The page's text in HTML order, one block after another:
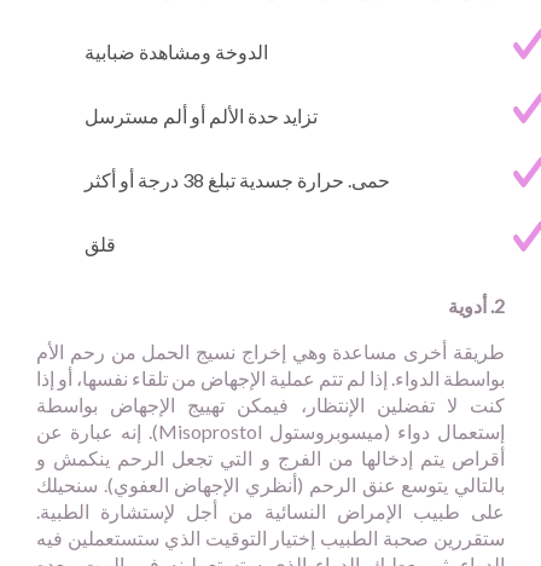
الدوخة ومشاهدة ضبابية
تزايد حدة الألم أو ألم مسترسل
حمى. حرارة جسدية تبلغ 38 درجة أو أكثر
قلق
2. أدوية
طريقة أخرى مساعدة وهي إخراج نسيج الحمل من رحم الأم
بواسطة الدواء. إذا لم تتم عملية الإجهاض من تلقاء نفسها، أو إذا
كنت لا تفضلين الإنتظار، فيمكن تهييج الإجهاض بواسطة
إستعمال دواء (ميسوبروستول Misoprostol). إنه عبارة عن
أقراص يتم إدخالها من الفرج و التي تجعل الرحم ينكمش و
بالتالي يتوسع عنق الرحم (أنظري الإجهاض العفوي). سنحيلك
على طبيب الإمراض النسائية من أجل لإستشارة الطبية.
ستقررين صحبة الطبيب إختيار التوقيت الذي ستستعملين فيه